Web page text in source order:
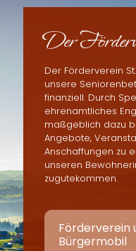
Der
Der Förderverein
unsere
finanziell. Durch
ehrenamtliches
maßgeblich dazu
Angebote,
Anschaffungen zu
unseren
zugutekommen.
Förderverein
Bürgermobil